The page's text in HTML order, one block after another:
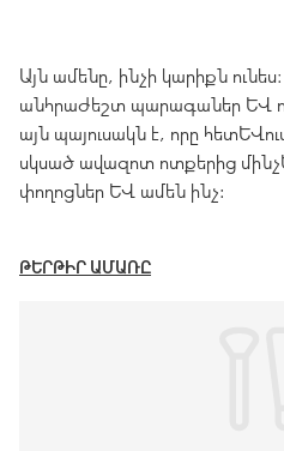
Այն ամենը, ինչի կարիքն
անհրաժեշտ պարագաներ և
այն պայուսակն է, որը
սկսած ավազոտ ոտքերից
փողոցներ և ամեն ինչ:
ԹԵՐԹԻՐ ԱՄԱՌԸ